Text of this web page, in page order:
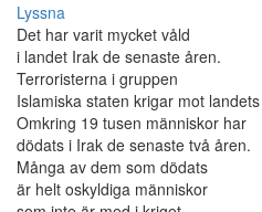
Lyssna
Det har varit mycket våld
i landet Irak de senaste åren.
Terroristerna i gruppen
Islamiska staten krigar mot
Omkring 19 tusen människor har
dödats i Irak de senaste två åren.
Många av dem som dödats
är helt oskyldiga människor